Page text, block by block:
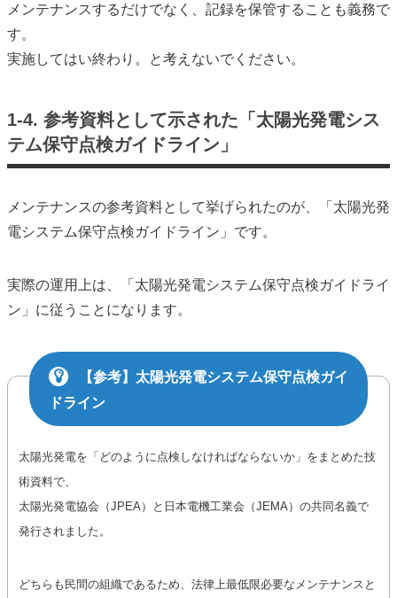
メンテナンスするだけでなく、記録を保管することも義務で
す。
実施してはい終わり。と考えないでください。
1-4. 参考資料として示された「太陽光発電シス
テム保守点検ガイドライン」
メンテナンスの参考資料として挙げられたのが、「太陽光発
電システム保守点検ガイドライン」です。
実際の運用上は、「太陽光発電システム保守点検ガイドライ
ン」に従うことになります。
【参考】太陽光発電システム保守点検ガイ
ドライン
太陽光発電を「どのように点検しなければならないか」をまとめた技
術資料で、
太陽光発電協会（JPEA）と日本電機工業会（JEMA）の共同名義で
発行されました。
どちらも民間の組織であるため、法律上最低限必要なメンテナンスと